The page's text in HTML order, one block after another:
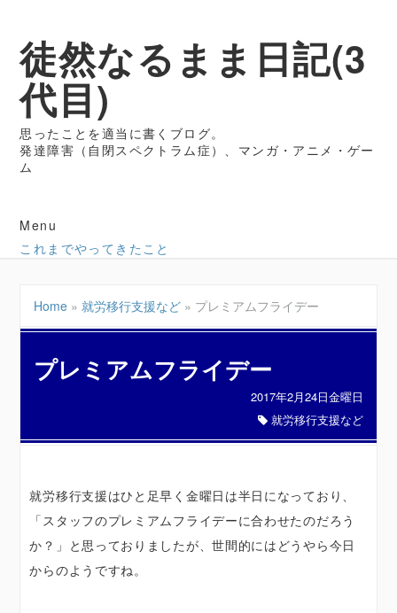
徒然なるまま日記(3
代目)
思ったことを適当に書くブログ。
発達障害（自閉スペクトラム症）、マンガ・アニメ・ゲー
ム
Menu
これまでやってきたこと
Home »就労移行支援など » プレミアムフライデー
プレミアムフライデー
2017年2月24日金曜日
就労移行支援など
就労移行支援はひと足早く金曜日は半日になっており、
「スタッフのプレミアムフライデーに合わせたのだろう
か？」と思っておりましたが、世間的にはどうやら今日
からのようですね。